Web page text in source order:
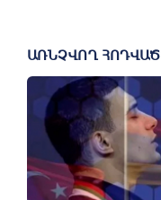
ԱՌՆՉՎՈՂ ՀՈԴՎԱԾ